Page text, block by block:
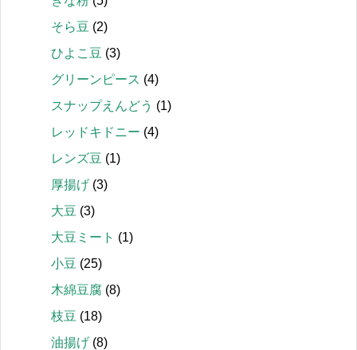
そら豆 (2)
ひよこ豆 (3)
グリーンピース (4)
スナップえんどう (1)
レッドキドニー (4)
レンズ豆 (1)
厚揚げ (3)
大豆 (3)
大豆ミート (1)
小豆 (25)
木綿豆腐 (8)
枝豆 (18)
油揚げ (8)